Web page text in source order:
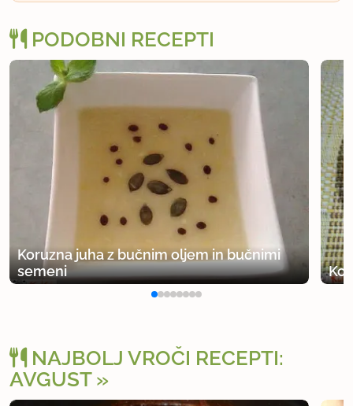
PODOBNI RECEPTI
Koruzna juha z bučnim oljem in bučnimi
semeni
NAJBOLJ VROČI RECEPTI:
AVGUST